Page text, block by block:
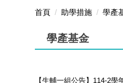
首頁 助學措施 學產
學產基金
【生輔一組公告】114-2